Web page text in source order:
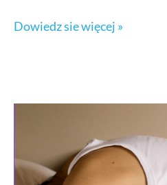
Rządowy
vitro
Dowiedz sie więcej »